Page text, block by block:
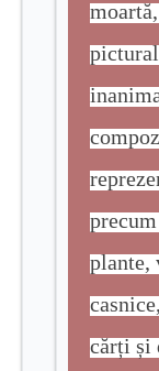
plante,
cărți și